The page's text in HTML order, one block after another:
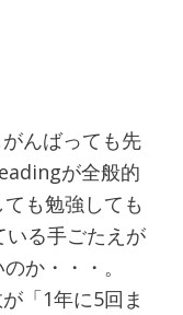
んばっても先
が全般的
も勉強しても
る手ごたえが
か・・・。
「1年に5回ま